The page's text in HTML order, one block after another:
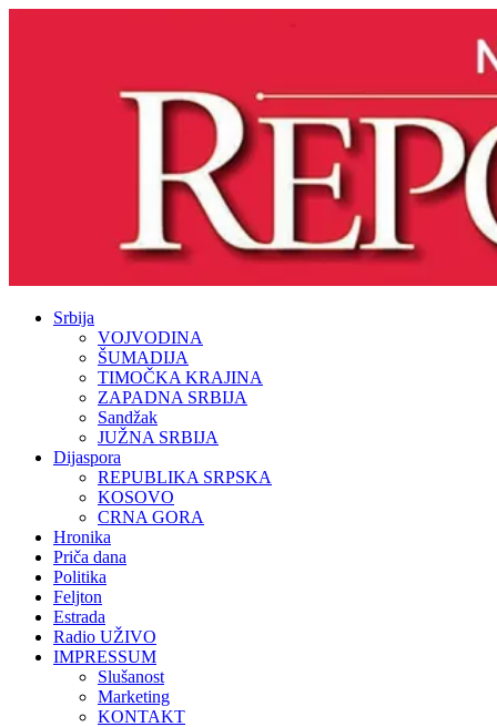
Srbija
VOJVODINA
ŠUMADIJA
TIMOČKA KRAJINA
ZAPADNA SRBIJA
Sandžak
JUŽNA SRBIJA
Dijaspora
REPUBLIKA SRPSKA
KOSOVO
CRNA GORA
Hronika
Priča dana
Politika
Feljton
Estrada
Radio UŽIVO
IMPRESSUM
Slušanost
Marketing
KONTAKT